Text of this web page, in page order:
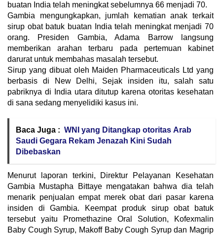
buatan India telah meningkat sebelumnya 66 menjadi 70.
Gambia mengungkapkan, jumlah kematian anak terkait
sirup obat batuk buatan India telah meningkat menjadi 70
orang. Presiden Gambia, Adama Barrow langsung
memberikan arahan terbaru pada pertemuan kabinet
darurat untuk membahas masalah tersebut.
Sirup yang dibuat oleh Maiden Pharmaceuticals Ltd yang
berbasis di New Delhi, Sejak insiden itu, salah satu
pabriknya di India utara ditutup karena otoritas kesehatan
di sana sedang menyelidiki kasus ini.
Baca Juga : WNI yang Ditangkap otoritas Arab
Saudi Gegara Rekam Jenazah Kini Sudah
Dibebaskan
Menurut laporan terkini, Direktur Pelayanan Kesehatan
Gambia Mustapha Bittaye mengatakan bahwa dia telah
menarik penjualan empat merek obat dari pasar karena
insiden di Gambia. Keempat produk sirup obat batuk
tersebut yaitu Promethazine Oral Solution, Kofexmalin
Baby Cough Syrup, Makoff Baby Cough Syrup dan Magrip